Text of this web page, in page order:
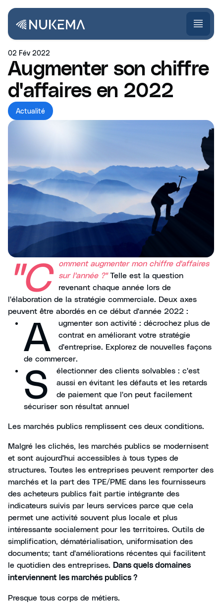
02 Fév 2022
Augmenter son chiffre
d'affaires en 2022
Actualité
"C
omment augmenter mon chiffre d'affaires
sur l'année ?"Telle est la question
revenant chaque année lors de
l'élaboration de la stratégie commerciale. Deux axes
peuvent être abordés en ce début d'année 2022 :
A
ugmenter son activité : décrochez plus de
contrat en améliorant votre stratégie
d'entreprise. Explorez de nouvelles façons
de commercer.
S
électionner des clients solvables : c'est
aussi en évitant les défauts et les retards
de paiement que l'on peut facilement
sécuriser son résultat annuel
Les marchés publics remplissent ces deux conditions.
Malgré les clichés, les marchés publics se modernisent
et sont aujourd'hui accessibles à tous types de
structures. Toutes les entreprises peuvent remporter des
marchés et la part des TPE/PME dans les fournisseurs
des acheteurs publics fait partie intégrante des
indicateurs suivis par leurs services parce que cela
permet une activité souvent plus locale et plus
intéressante socialement pour les territoires. Outils de
simplification, dématérialisation, uniformisation des
documents; tant d'améliorations récentes qui facilitent
le quotidien des entreprises. Dans quels domaines
interviennent les marchés publics ?
Presque tous corps de métiers.